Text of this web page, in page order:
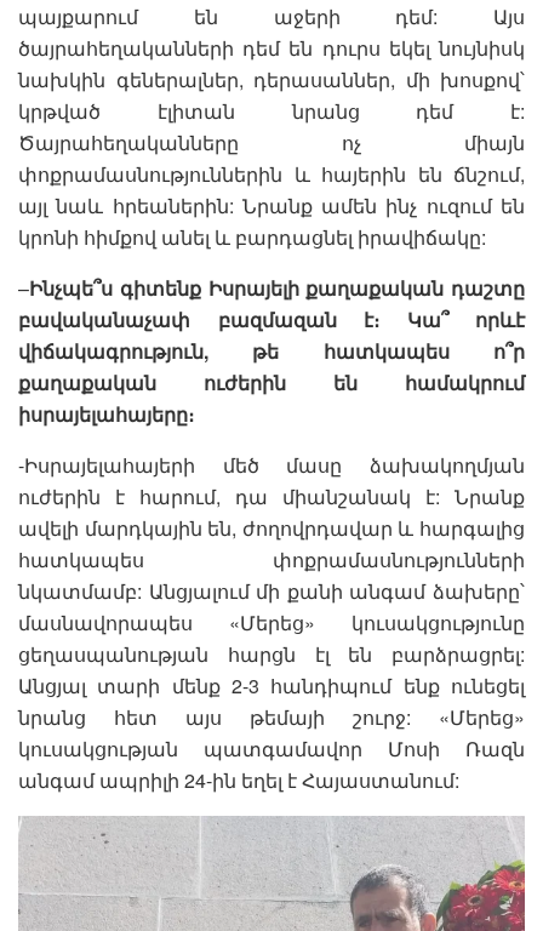
պայքարում են աջերի դեմ: Այս
ծայրահեղականների դեմ են դուրս եկել նույնիսկ
նախկին գեներալներ, դերասաններ, մի խոսքով՝
կրթված էլիտան նրանց դեմ է:
Ծայրահեղականները ոչ միայն
փոքրամասնություններին և հայերին են ճնշում,
այլ նաև հրեաներին: Նրանք ամեն ինչ ուզում են
կրոնի հիմքով անել և բարդացնել իրավիճակը:
–Ինչպե՞ս գիտենք Իսրայելի քաղաքական դաշտը
բավականաչափ բազմազան է։ Կա՞ որևէ
վիճակագրություն, թե հատկապես ո՞ր
քաղաքական ուժերին են համակրում
իսրայելահայերը։
-Իսրայելահայերի մեծ մասը ձախակողմյան
ուժերին է հարում, դա միանշանակ է: Նրանք
ավելի մարդկային են, ժողովրդավար և հարգալից
հատկապես փոքրամասնությունների
նկատմամբ: Անցյալում մի քանի անգամ ձախերը՝
մասնավորապես «Մերեց» կուսակցությունը
ցեղասպանության հարցն էլ են բարձրացրել:
Անցյալ տարի մենք 2-3 հանդիպում ենք ունեցել
նրանց հետ այս թեմայի շուրջ: «Մերեց»
կուսակցության պատգամավոր Մոսի Ռազն
անգամ ապրիլի 24-ին եղել է Հայաստանում: